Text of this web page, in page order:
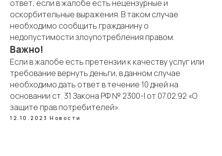
ответ, если в жалобе есть нецензурные и
оскорбительные выражения. В таком случае
необходимо сообщить гражданину о
недопустимости злоупотребления правом.
Важно!
Если в жалобе есть претензии к качеству услуг или
требование вернуть деньги, в данном случае
необходимо дать ответ в течение 10 дней на
основании ст. 31 Закона РФ № 2300-I от 07.02.92 «О
защите прав потребителей».
12.10.2023 Новости